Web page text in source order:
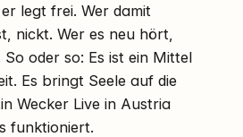
legt frei. Wer damit
nickt. Wer es neu hört,
oder so: Es ist ein Mittel
Es bringt Seele auf die
Wecker Live in Austria
funktioniert.